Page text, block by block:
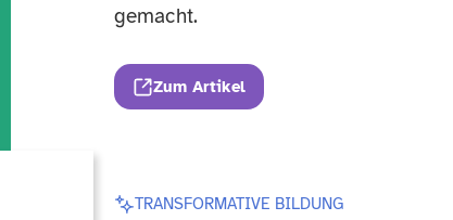
gemacht.
Zum Artikel
TRANSFORMATIVE BILDUNG